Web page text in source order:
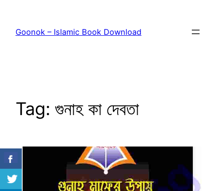
content
Goonok – Islamic Book Download
Tag:গুনাহ কা দেবতা